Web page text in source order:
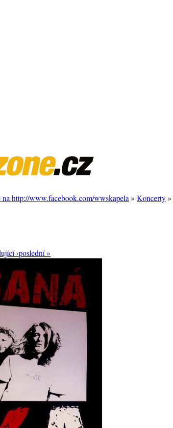
http://www.facebook.com/wwskapela » Koncerty»
›poslední »